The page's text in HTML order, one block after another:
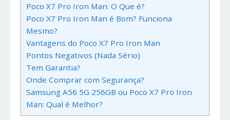
Poco X7 Pro Iron Man: O Que é?
Poco X7 Pro Iron Man é Bom? Funciona
Mesmo?
Vantagens do Poco X7 Pro Iron Man
Pontos Negativos (Nada Sério)
Tem Garantia?
Onde Comprar com Segurança?
Samsung A56 5G 256GB ou Poco X7 Pro Iron
Man: Qual é Melhor?